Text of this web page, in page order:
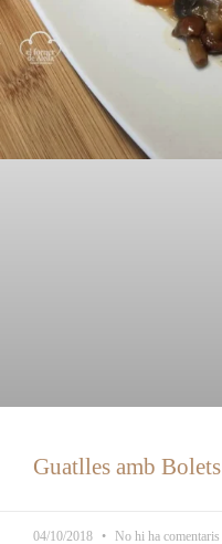
Guatlles amb Bolets
04/10/2018 No hi ha comentaris